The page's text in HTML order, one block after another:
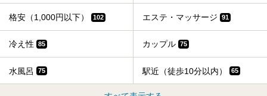
格安（1,000円以下） 102 エステ・マッサージ 91
冷え性 85 カップル 75
水風呂 75 駅近（徒歩10分以内） 65